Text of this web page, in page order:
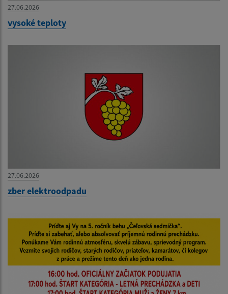
27.06.2026
vysoké teploty
27.06.2026
zber elektroodpadu